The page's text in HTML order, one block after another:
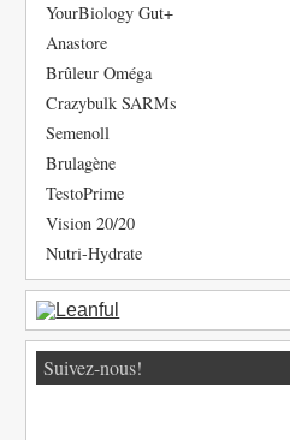
YourBiology Gut+
Anastore
Brûleur Oméga
Crazybulk SARMs
Semenoll
Brulagène
TestoPrime
Vision 20/20
Nutri-Hydrate
Suivez-nous!